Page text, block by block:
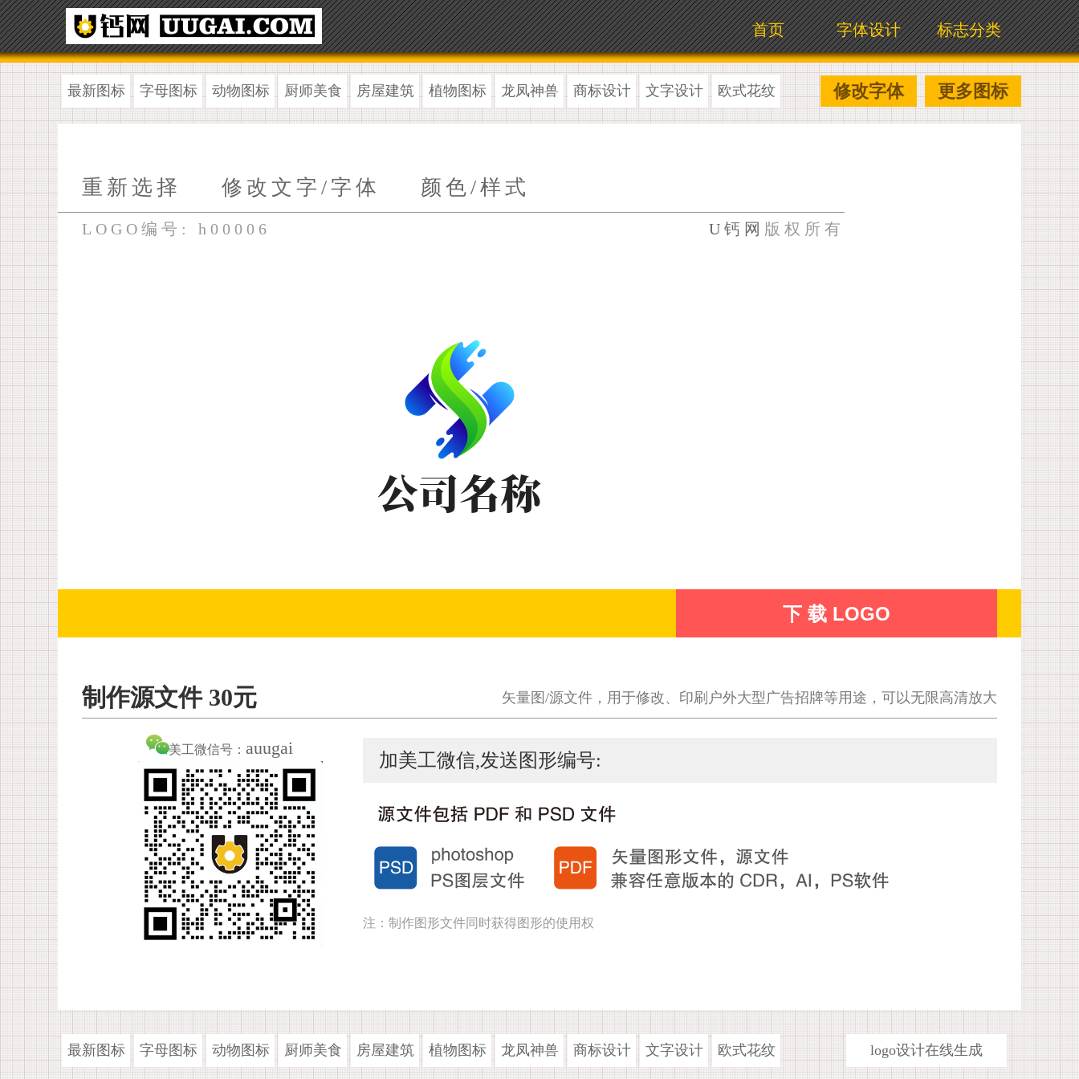
标志分类
字体设计
首页
最新图标 字母图标 动物图标 厨师美食 房屋建筑 植物图标 龙凤神兽 商标设计 文字设计 欧式花纹 更多图标
修改字体
重新选择 修改文字/字体 颜色/样式
LOGO编号: h00006 U钙网 版权所有
下 载 LOGO
制作源文件 30元 矢量图/源文件，用于修改、印刷户外大型广告招牌等用途，可以无限高清放大
美工微信号： auugai
加美工微信,发送图形编号:
注：制作图形文件同时获得图形的使用权
最新图标 字母图标 动物图标 厨师美食 房屋建筑 植物图标 龙凤神兽 商标设计 文字设计 欧式花纹 logo设计在线生成